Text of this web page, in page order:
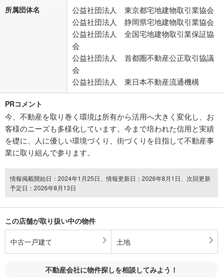
所属団体名
公益社団法人 東京都宅地建物取引業協会
公益社団法人 静岡県宅地建物取引業協会
公益社団法人 全国宅地建物取引業保証協
会
公益社団法人 首都圏不動産公正取引協議
会
公益社団法人 東日本不動産流通機構
PRコメント
今、不動産を取り巻く環境は所有から活用へ大きく変化し、お
客様のニーズも多様化しています。今まで培われた信用と実績
を礎に、人に優しい環境づくり、街づくりを目指して不動産事
業に取り組んで参ります。
情報掲載開始日：2024年1月25日、情報更新日：2026年8月1日、次回更新
予定日：2026年8月13日
この店舗が取り扱い中の物件
中古一戸建て 土地
不動産会社に物件探しを相談してみよう！